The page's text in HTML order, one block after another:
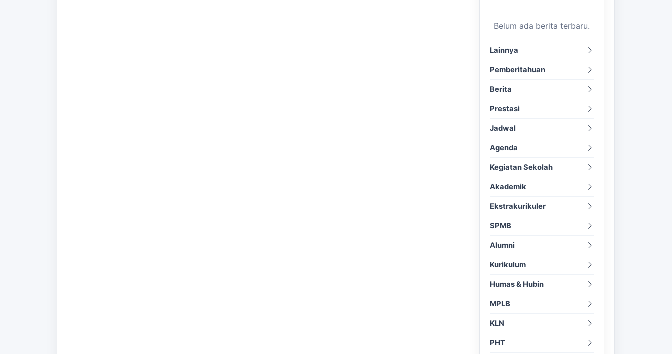
Belum ada berita terbaru.
Lainnya
Pemberitahuan
Berita
Prestasi
Jadwal
Agenda
Kegiatan Sekolah
Akademik
Ekstrakurikuler
SPMB
Alumni
Kurikulum
Humas & Hubin
MPLB
KLN
PHT